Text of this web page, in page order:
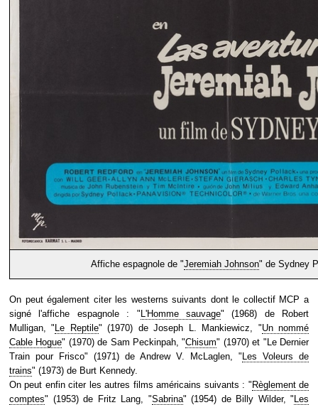
Affiche espagnole de "Jeremiah Johnson" de Sydney
On peut également citer les westerns suivants dont le collectif MCP a
signé l'affiche espagnole : " L'Homme sauvage" (1968) de Robert
Mulligan, " Le Reptile" (1970) de Joseph L. Mankiewicz, "Un nommé
Cable Hogue" (1970) de Sam Peckinpah, "Chisum" (1970) et "Le Dernier
Train pour Frisco" (1971) de Andrew V. McLaglen, " Les Voleurs de
trains" (1973) de Burt Kennedy.
On peut enfin citer les autres films américains suivants : " Règlement de
comptes" (1953) de Fritz Lang, "Sabrina" (1954) de Billy Wilder, " Les